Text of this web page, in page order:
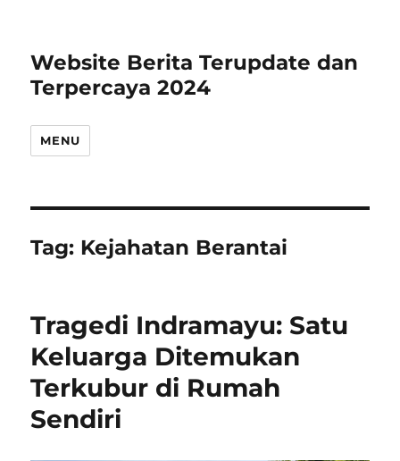
Website Berita Terupdate dan
Terpercaya 2024
MENU
Tag: Kejahatan Berantai
Tragedi Indramayu: Satu
Keluarga Ditemukan
Terkubur di Rumah
Sendiri